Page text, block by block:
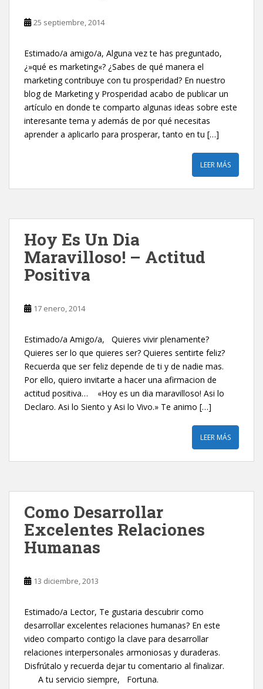
25 septiembre, 2014
Estimado/a amigo/a, Alguna vez te has preguntado,
¿»qué es marketing«? ¿Sabes de qué manera el
marketing contribuye con tu prosperidad? En nuestro
blog de Marketing y Prosperidad acabo de publicar un
artículo en donde te comparto algunas ideas sobre este
interesante tema y además de por qué necesitas
aprender a aplicarlo para prosperar, tanto en tu […]
LEER MÁS
Hoy Es Un Dia
Maravilloso! – Actitud
Positiva
17 enero, 2014
Estimado/a Amigo/a, Quieres vivir plenamente?
Quieres ser lo que quieres ser? Quieres sentirte feliz?
Recuerda que ser feliz depende de ti y de nadie mas.
Por ello, quiero invitarte a hacer una afirmacion de
actitud positiva… «Hoy es un dia maravilloso! Asi lo
Declaro. Asi lo Siento y Asi lo Vivo.» Te animo […]
LEER MÁS
Como Desarrollar
Excelentes Relaciones
Humanas
13 diciembre, 2013
Estimado/a Lector, Te gustaria descubrir como
desarrollar excelentes relaciones humanas? En este
video comparto contigo la clave para desarrollar
relaciones interpersonales armoniosas y duraderas.
Disfrútalo y recuerda dejar tu comentario al finalizar.
A tu servicio siempre, Fortuna.